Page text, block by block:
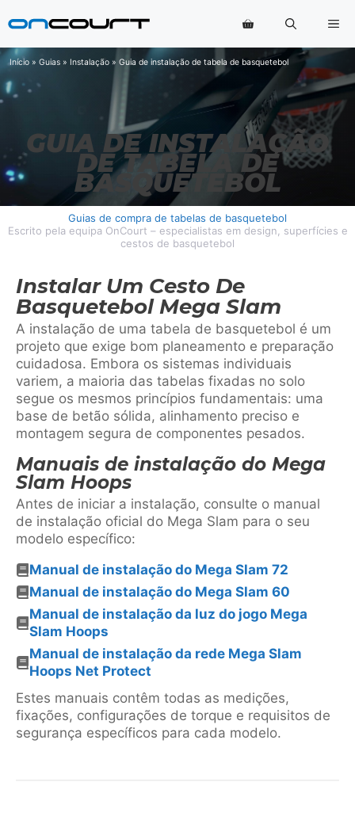
para
conteúdo
Início » Guias » Instalação » Guia de instalação de tabela de basquetebol
GUIA DE INSTALAÇÃO
DE TABELA DE
BASQUETEBOL
Guias de compra de tabelas de basquetebol
Escrito pela equipa OnCourt – especialistas em design, superfícies e
cestos de basquetebol
Instalar Um Cesto De
Basquetebol Mega Slam
A instalação de uma tabela de basquetebol é um
projeto que exige bom planeamento e preparação
cuidadosa. Embora os sistemas individuais
variem, a maioria das tabelas fixadas no solo
segue os mesmos princípios fundamentais: uma
base de betão sólida, alinhamento preciso e
montagem segura de componentes pesados.
Manuais de instalação do Mega
Slam Hoops
Antes de iniciar a instalação, consulte o manual
de instalação oficial do Mega Slam para o seu
modelo específico:
Manual de instalação do Mega Slam 72
Manual de instalação do Mega Slam 60
Manual de instalação da luz do jogo Mega
Slam Hoops
Manual de instalação da rede Mega Slam
Hoops Net Protect
Estes manuais contêm todas as medições,
fixações, configurações de torque e requisitos de
segurança específicos para cada modelo.